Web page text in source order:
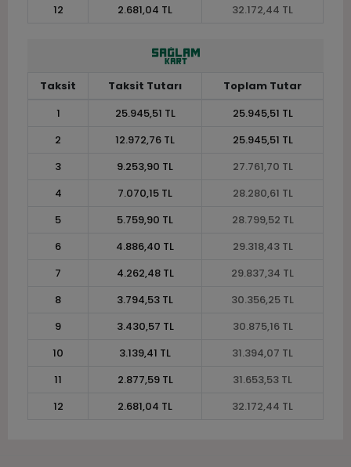
12
2.681,04 TL 32.172,44 TL
Taksit Taksit Tutarı
Toplam Tutar
1
25.945,51 TL
25.945,51 TL
2
12.972,76 TL
25.945,51 TL
3
9.253,90 TL
27.761,70 TL
4
7.070,15 TL
28.280,61 TL
5
5.759,90 TL
28.799,52 TL
6
4.886,40 TL
29.318,43 TL
7
4.262,48 TL
29.837,34 TL
8
3.794,53 TL
30.356,25 TL
9
3.430,57 TL
30.875,16 TL
10
3.139,41 TL
31.394,07 TL
11
2.877,59 TL
31.653,53 TL
12
2.681,04 TL 32.172,44 TL